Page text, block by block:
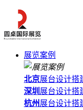
展览案例
北京展台设计搭
深圳 展台设计搭
杭州展台设计搭